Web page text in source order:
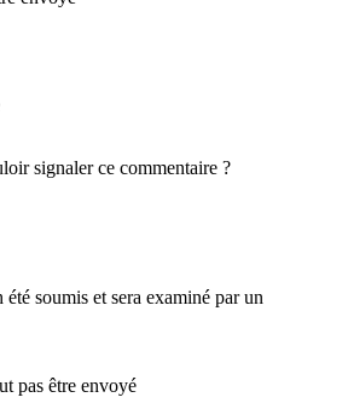
signaler ce commentaire ?
soumis et sera examiné par un
pas être envoyé